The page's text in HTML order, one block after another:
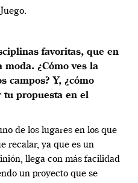
favoritas, que en
moda. ¿Cómo ves la
campos? Y, ¿cómo
tu propuesta en el
de los lugares en los que
recalar, ya que es un
llega con más facilidad
un proyecto que se